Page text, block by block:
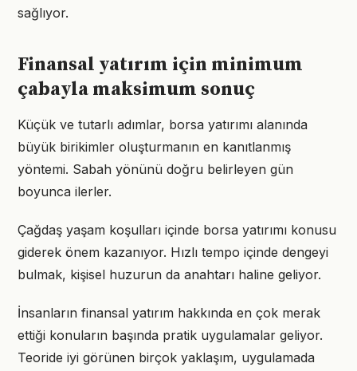
sağlıyor.
Finansal yatırım için minimum
çabayla maksimum sonuç
Küçük ve tutarlı adımlar, borsa yatırımı alanında
büyük birikimler oluşturmanın en kanıtlanmış
yöntemi. Sabah yönünü doğru belirleyen gün
boyunca ilerler.
Çağdaş yaşam koşulları içinde borsa yatırımı konusu
giderek önem kazanıyor. Hızlı tempo içinde dengeyi
bulmak, kişisel huzurun da anahtarı haline geliyor.
İnsanların finansal yatırım hakkında en çok merak
ettiği konuların başında pratik uygulamalar geliyor.
Teoride iyi görünen birçok yaklaşım, uygulamada